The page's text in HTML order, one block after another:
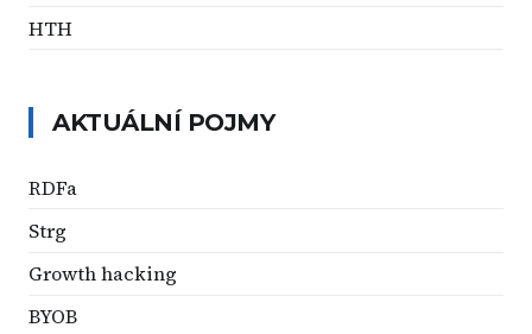
HTH
AKTUÁLNÍ POJMY
RDFa
Strg
Growth hacking
BYOB